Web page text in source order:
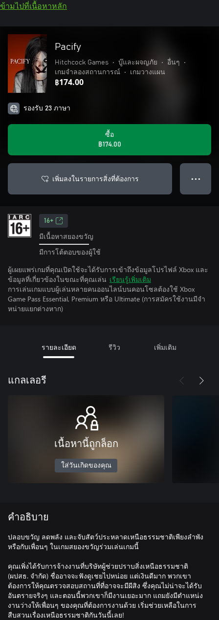
ข้ามไปที่เนื้อหาหลัก
Pacify
Hitchcock Games • บู๊และผจญภัย • อื่นๆ
•
เกมจำลองสถานการณ์
• เกมวางแผน
฿174.00
รองรับ 23 ภาษา
ซื้อ
฿174.00
เพิ่มลงในรายการสิ่งที่ต้องการ ● ● ●
16+
มีเนื้อหาสยองขวัญ
มีการโต้ตอบของผู้ใช้
ผู้เผยแพร่เกมที่คุณเปิดใช้จะได้รับการเข้าถึงข้อมูลโปรไฟล์ Xbox และ
ข้อมูลที่เกี่ยวข้องในขณะที่คุณเล่น เรียนรู้เพิ่มเติม
การเล่นเกมแบบผู้เล่นหลายคนออนไลน์บนคอนโซลต้องใช้ Xbox
Game Pass Essential, Premium หรือ Ultimate (การสมัครใช้งานมีจํา
หน่ายแยกต่างหาก)
รายละเอียด รีวิว เพิ่มเติม
แกลเลอรี
เนื้อหานี้ถูกล็อก
ใส่วันเกิดของคุณ
คำอธิบาย
ปลอบขวัญ ลดพลัง และจับสัตว์ประหลาดเหนือธรรมชาติเพียงลำพัง
หรือกับเพื่อนๆ ในเกมสยองขวัญร่วมเล่นเกมนี้
คุณเพิ่งได้รับการจ้างงานที่บริษัทผู้ช่วยปราบสิ่งเหนือธรรมชาติ
(ผปสธ. จำกัด) ชื่ออาจจะฟังดูเชยไปหน่อย แต่เงินดีมาก พวกเขา
ต้องการให้คุณตรวจสอบสถานที่ที่อาจจะมีผีสิง ซึ่งคุณไม่น่าจะได้รับ
อันตรายจริงๆ และตอนนี้พวกเขาก็มีงานเยอะมาก แถมยังมีตำแหน่ง
งานว่างให้เพื่อนๆ ของคุณที่ต้องการงานด้วย เริ่มช่วยเหลือในการ
สืบสวนเรื่องเหนือธรรมชาติกันวันนี้เลย!